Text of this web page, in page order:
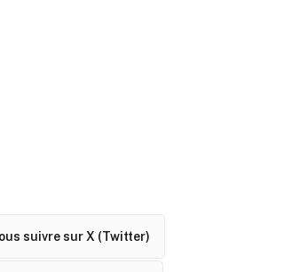
suivre sur X (Twitter)